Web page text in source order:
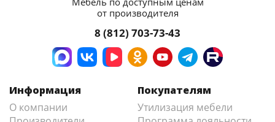
от производителя
8 (812) 703-73-43
Информация
О компании
Покупателям
Утилизация мебели